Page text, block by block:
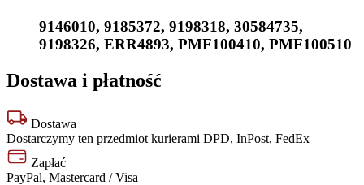
9146010, 9185372, 9198318, 30584735,
9198326, ERR4893, PMF100410, PMF100510
Dostawa i płatność
Dostawa
Dostarczymy ten przedmiot kurierami DPD, InPost, FedEx
Zapłać
PayPal, Mastercard / Visa